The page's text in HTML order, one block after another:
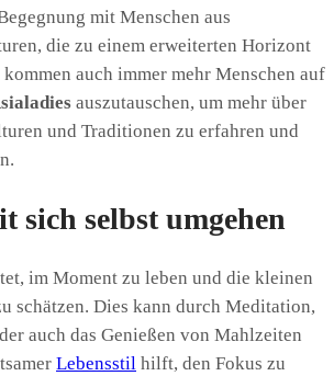
mit Menschen aus
die zu einem erweiterten Horizont
auch immer mehr Menschen auf
auszutauschen, um mehr über
und Traditionen zu erfahren und
sich selbst umgehen
im Moment zu leben und die kleinen
schätzen. Dies kann durch Meditation,
auch das Genießen von Mahlzeiten
Lebensstil hilft, den Fokus zu